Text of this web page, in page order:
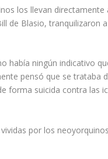
los llevan
de Blasio,
había ningún indicativo
pensó que se trataba
forma suicida contra las
por los